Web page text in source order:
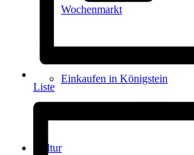
Wochenmarkt
Einkaufen in Königstein
Kultur
Liste